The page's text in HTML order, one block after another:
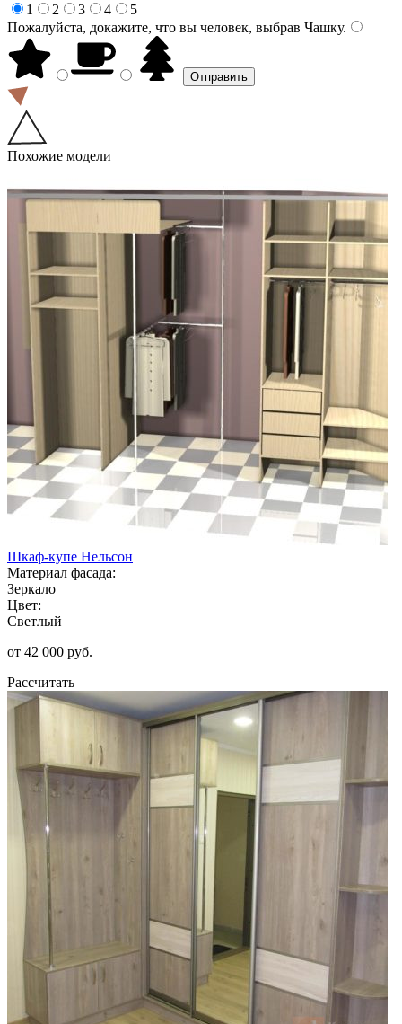
1 2 3 4
5
Пожалуйста, докажите, что вы человек, выбрав Чашку.
Похожие модели
Шкаф-купе Нельсон
Материал фасада:
Зеркало
Цвет:
Светлый
от 42 000 руб.
Рассчитать